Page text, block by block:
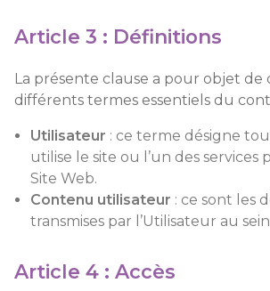
Article 3 : Définitions
La présente clause a pour objet de
différents termes essentiels du
Utilisateur : ce terme désigne
utilise le site ou l’un des services
Site Web.
Contenu utilisateur : ce sont les
transmises par l’Utilisateur au
Article 4 : Accès